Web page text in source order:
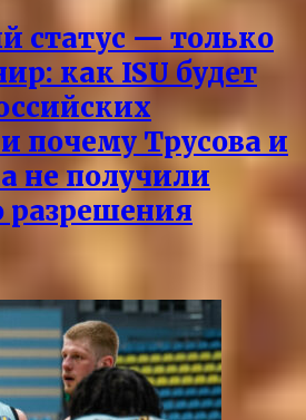
статус — только
как ISU будет
почему Трусова и
не получили
разрешения